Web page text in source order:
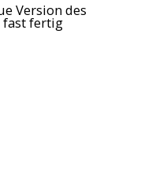
Version des
fast fertig